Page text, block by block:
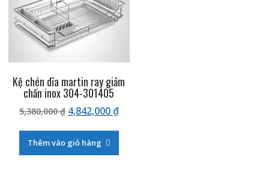
Kệ chén dĩa martin ray giảm
chấn inox 304-301405
5,380,000₫ Giá
là:
5,380,000 ₫.
4,842,000₫Giá
Thêm vào giỏ hàng